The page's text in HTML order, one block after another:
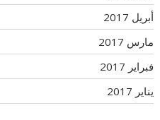
أبريل 2017
مارس 2017
فبراير 2017
يناير 2017